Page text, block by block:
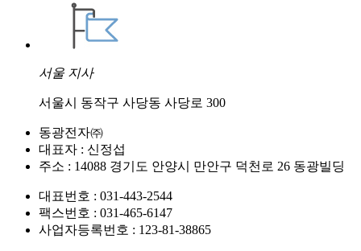
서울 지사
서울시 동작구 사당동 사당로 300
동광전자㈜
대표자 : 신정섭
주소 : 14088 경기도 안양시 만안구 덕천로 26 동광빌딩
대표번호 : 031-443-2544
팩스번호 : 031-465-6147
사업자등록번호 : 123-81-38865